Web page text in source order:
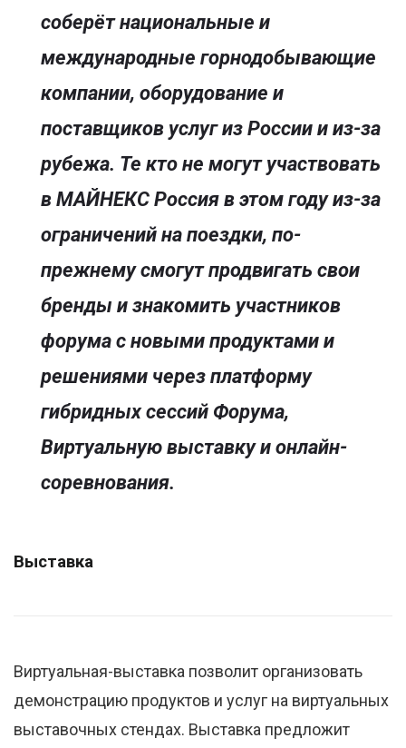
соберёт национальные и
международные горнодобывающие
компании, оборудование и
поставщиков услуг из России и из-за
рубежа. Те кто не могут участвовать
в МАЙНЕКС Россия в этом году из-за
ограничений на поездки, по-
прежнему смогут продвигать свои
бренды и знакомить участников
форума с новыми продуктами и
решениями через платформу
гибридных сессий Форума,
Виртуальную выставку и онлайн-
соревнования.
Выставка
Виртуальная-выставка позволит организовать
демонстрацию продуктов и услуг на виртуальных
выставочных стендах. Выставка предложит